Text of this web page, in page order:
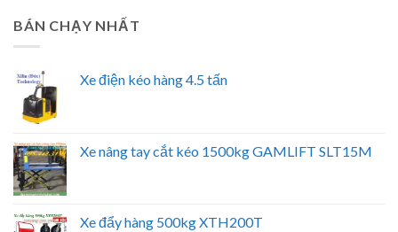
BÁN CHẠY NHẤT
Xe điện kéo hàng 4.5 tấn
Xe nâng tay cắt kéo 1500kg GAMLIFT SLT15M
Xe đẩy hàng 500kg XTH200T